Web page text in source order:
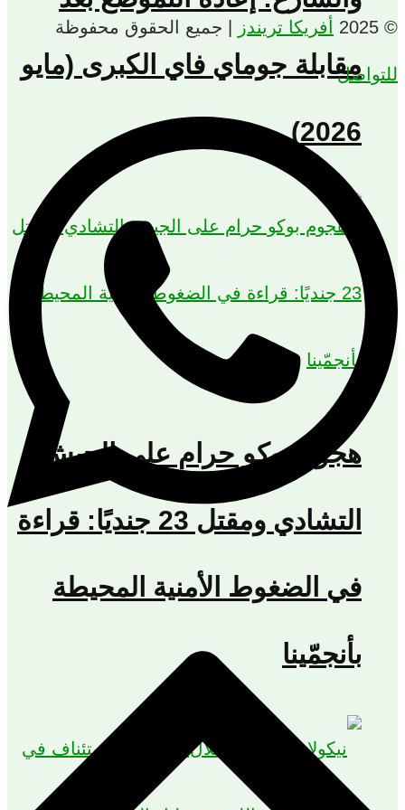
مقابلة جوماي فاي الكبرى (مايو
2026)
هجوم بوكو حرام على الجيش
التشادي ومقتل 23 جنديًا: قراءة
في الضغوط الأمنية المحيطة
بأنجمّينا
أفريكا تريندز| جميع الحقوق محفوظة